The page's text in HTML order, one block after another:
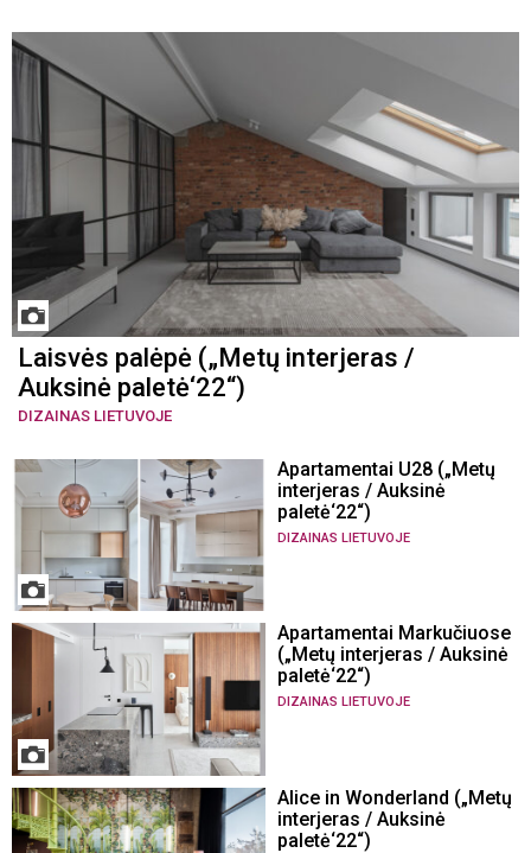
Laisvės palėpė („Metų interjeras /
Auksinė paletė‘22“)
DIZAINAS LIETUVOJE
Apartamentai U28 („Metų
interjeras / Auksinė
paletė‘22“)
DIZAINAS LIETUVOJE
Apartamentai Markučiuose
(„Metų interjeras / Auksinė
paletė‘22“)
DIZAINAS LIETUVOJE
Alice in Wonderland („Metų
interjeras / Auksinė
paletė‘22“)